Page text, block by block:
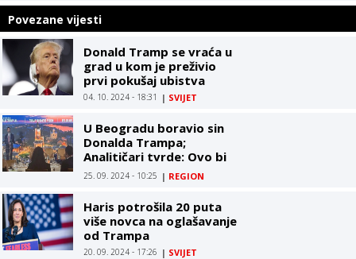
Povezane vijesti
Donald Tramp se vraća u
grad u kom je preživio
prvi pokušaj ubistva
04. 10. 2024 - 18:31 | SVIJET
U Beogradu boravio sin
Donalda Trampa;
Analitičari tvrde: Ovo bi
moglo da nas skupo košta
25. 09. 2024 - 10:25 | REGION
Haris potrošila 20 puta
više novca na oglašavanje
od Trampa
20. 09. 2024 - 17:26 | SVIJET